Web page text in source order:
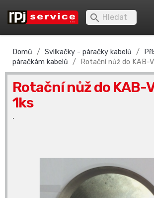

Domů Svlíkačky - páračky kabelů
páračkám kabelů
Rotační nůž do KAB-
Rotační nůž do KAB-
1ks
.